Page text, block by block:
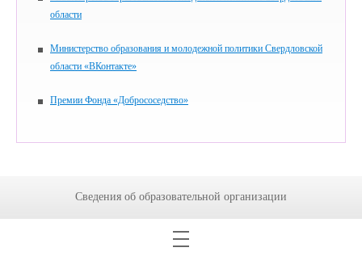
области
Министерство образования и молодежной политики Свердловской
области «ВКонтакте»
Премии Фонда «Добрососедство»
Сведения об образовательной организации